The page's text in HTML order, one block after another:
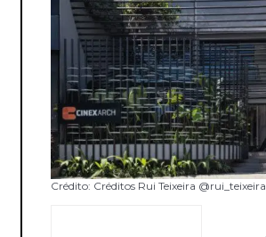
Crédito: Créditos Rui Teixeira @rui_teixeira